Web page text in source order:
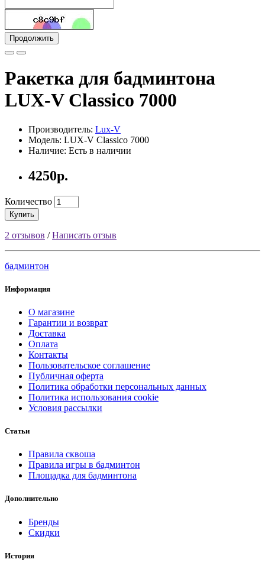
Продолжить
Ракетка для бадминтона
LUX-V Classico 7000
Производитель: Lux-V
Модель: LUX-V Classico 7000
Наличие: Есть в наличии
4250р.
Количество
Купить
2 отзывов /Написать отзыв
бадминтон
Информация
О магазине
Гарантии и возврат
Доставка
Оплата
Контакты
Пользовательское соглашение
Публичная оферта
Политика обработки персональных данных
Политика использования cookie
Условия рассылки
Статьи
Правила сквоша
Правила игры в бадминтон
Площадка для бадминтона
Дополнительно
Бренды
Скидки
История